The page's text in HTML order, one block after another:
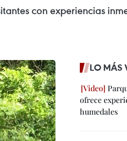
con experiencias
LO MÁS
ofrece
humedales